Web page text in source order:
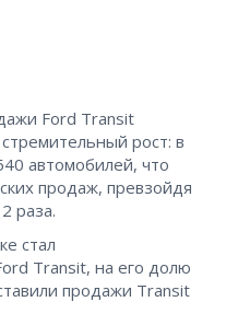
Ford Transit
рост: в
автомобилей, что
продаж, превзойдя
раза.
стал
Transit, на его долю
продажи Transit